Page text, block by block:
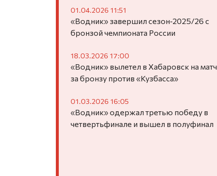
01.04.2026 11:51
«Водник» завершил сезон‑2025/26 с
бронзой чемпионата России
18.03.2026 17:00
«Водник» вылетел в Хабаровск на матч
за бронзу против «Кузбасса»
01.03.2026 16:05
«Водник» одержал третью победу в
четвертьфинале и вышел в полуфинал